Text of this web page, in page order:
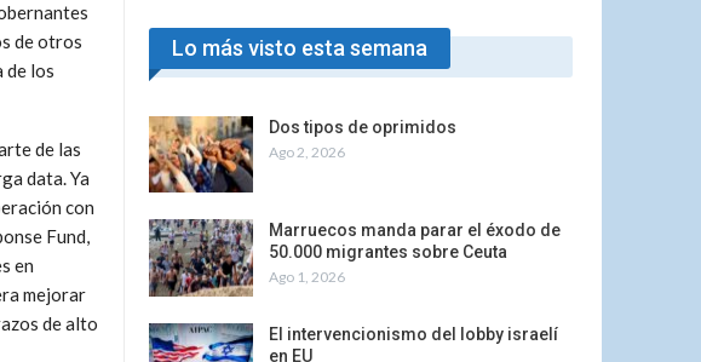
de otros
de los
de las
data. Ya
con
Fund,
en
mejorar
de alto
Lo más visto esta semana
Dos tipos de oprimidos
Ago 2, 2026
Marruecos manda parar el éxodo de
50.000 migrantes sobre Ceuta
Ago 1, 2026
El intervencionismo del lobby israelí
en EU